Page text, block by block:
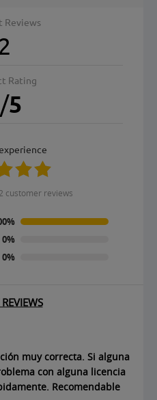
Reviews
2
Rating
/5
customer reviews
0%
0%
muy correcta. Si alguna
con alguna licencia
Recomendable